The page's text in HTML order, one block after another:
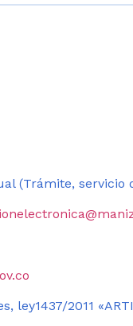
(Trámite, servicio o
2011